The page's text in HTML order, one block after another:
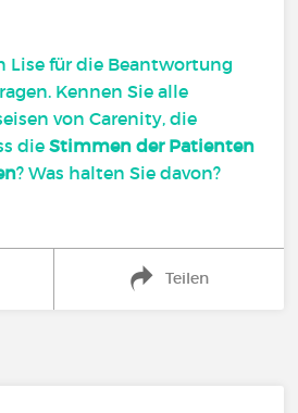
Lise für die Beantwortung
Kennen Sie alle
von Carenity, die
die Stimmen der Patienten
? Was halten Sie davon?
Teilen